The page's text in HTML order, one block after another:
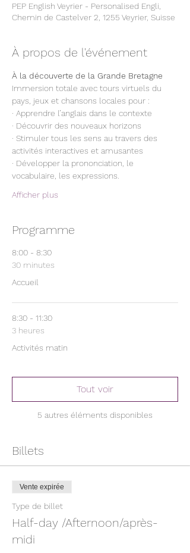
PEP English Veyrier - Personalised Engli,
Chemin de Castelver 2, 1255 Veyrier, Suisse
À propos de l'événement
À la découverte de la Grande Bretagne
Immersion totale avec tours virtuels du
pays, jeux et chansons locales pour :
· Apprendre l’anglais dans le contexte
· Découvrir des nouveaux horizons
· Stimuler tous les sens au travers des
activités interactives et amusantes
· Développer la prononciation, le
vocabulaire, les expressions.
Afficher plus
Programme
8:00 - 8:30
30 minutes
Accueil
8:30 - 11:30
3 heures
Activités matin
5 autres éléments disponibles
Tout voir
Billets
Vente expirée
Type de billet
Half-day /Afternoon/après-
midi